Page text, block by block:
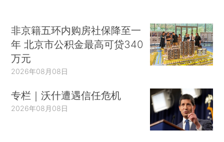
非京籍五环内购房社保降至一
年 北京市公积金最高可贷340
万元
2026年08月08日
专栏｜沃什遭遇信任危机
2026年08月08日